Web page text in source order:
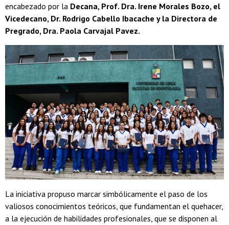
encabezado por la Decana, Prof. Dra. Irene Morales Bozo, el
Vicedecano, Dr. Rodrigo Cabello Ibacache y la Directora de
Pregrado, Dra. Paola Carvajal Pavez.
La iniciativa propuso marcar simbólicamente el paso de los
valiosos conocimientos teóricos, que fundamentan el quehacer,
a la ejecución de habilidades profesionales, que se disponen al